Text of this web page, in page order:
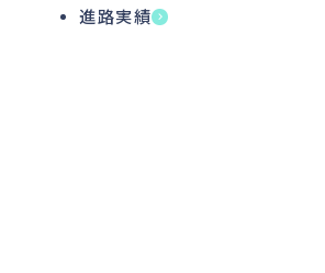
進路実績